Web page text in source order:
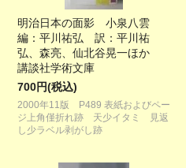
明治日本の面影 小泉八雲
編：平川祐弘 訳：平川祐
弘、森亮、仙北谷晃一ほか
講談社学術文庫
700円(税込)
2000年11版 P489 表紙およびペー
ジ上角僅折れ跡 天少イタミ 見返
し少ラベル剥がし跡